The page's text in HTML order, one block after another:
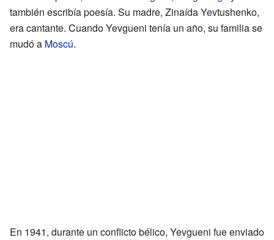
también escribía poesía. Su madre, Zinaída Yevtushenko,
era cantante. Cuando Yevgueni tenía un año, su familia se
mudó a Moscú.
En 1941, durante un conflicto bélico, Yevgueni fue enviado